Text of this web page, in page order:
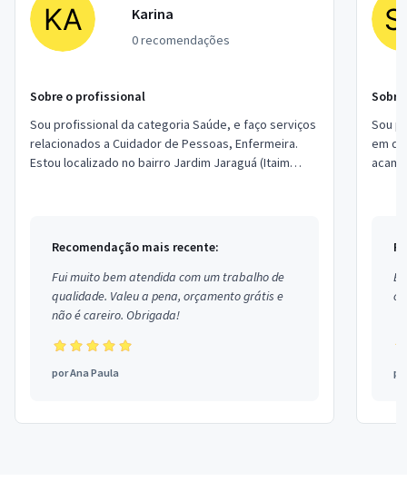
Karina
0 recomendações
Sobre o profissional
Sou profissional da categoria Saúde, e faço serviços
relacionados a Cuidador de Pessoas, Enfermeira.
Estou localizado no bairro Jardim Jaraguá (Itaim
Recomendação mais recente:
Fui muito bem atendida com um trabalho de
qualidade. Valeu a pena, orçamento grátis e
não é careiro. Obrigada!
porAna Paula
Sou profissional
em